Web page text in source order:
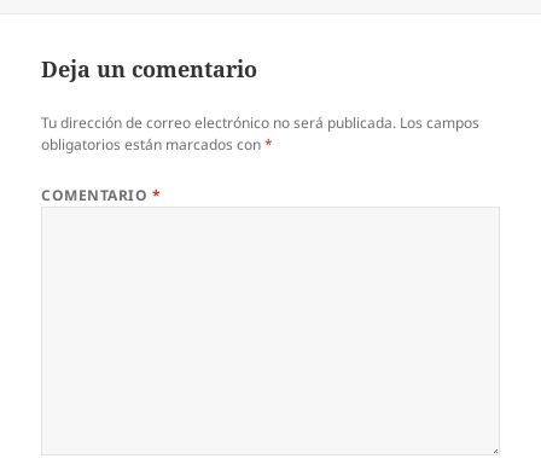
Deja un comentario
Tu dirección de correo electrónico no será publicada. Los campos
obligatorios están marcados con*
COMENTARIO *